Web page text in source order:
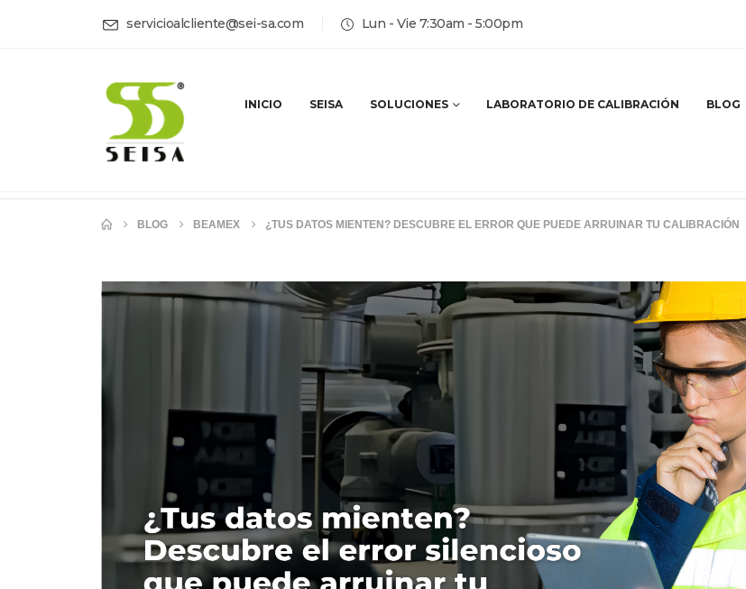
servicioalcliente@sei-sa.com Lun - Vie 7:30am - 5:00pm
INICIO SEISA SOLUCIONES LABORATORIO DE CALIBRACIÓN BLOG
BLOG BEAMEX ¿TUS DATOS MIENTEN? DESCUBRE EL ERROR QUE PUEDE ARRUINAR TU CALIBRACIÓN